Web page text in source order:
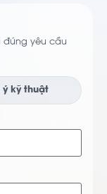
yêu cầu
ý kỹ thuật